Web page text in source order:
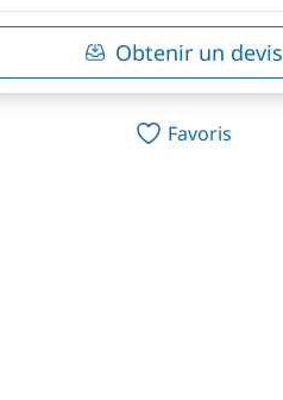
Obtenir un devis
Favoris